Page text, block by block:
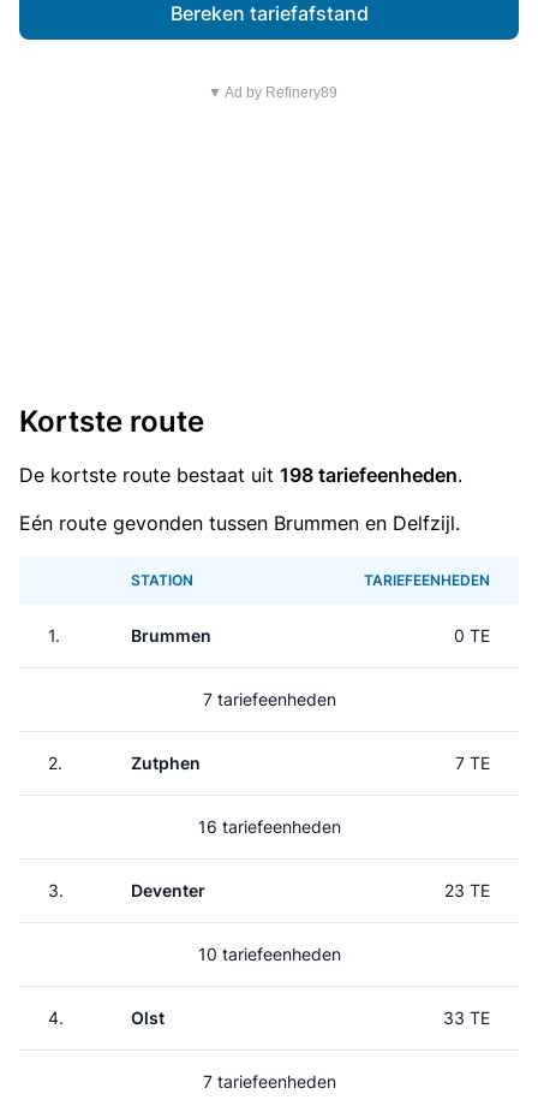
Bereken tariefafstand
▼ Ad by Refinery89
Kortste route
De kortste route bestaat uit 198 tariefeenheden.
Eén route gevonden tussen Brummen en Delfzijl.
STATION TARIEFEENHEDEN
1. Brummen 0 TE
7 tariefeenheden
2. Zutphen 7 TE
16 tariefeenheden
3. Deventer 23 TE
10 tariefeenheden
4. Olst 33 TE
7 tariefeenheden